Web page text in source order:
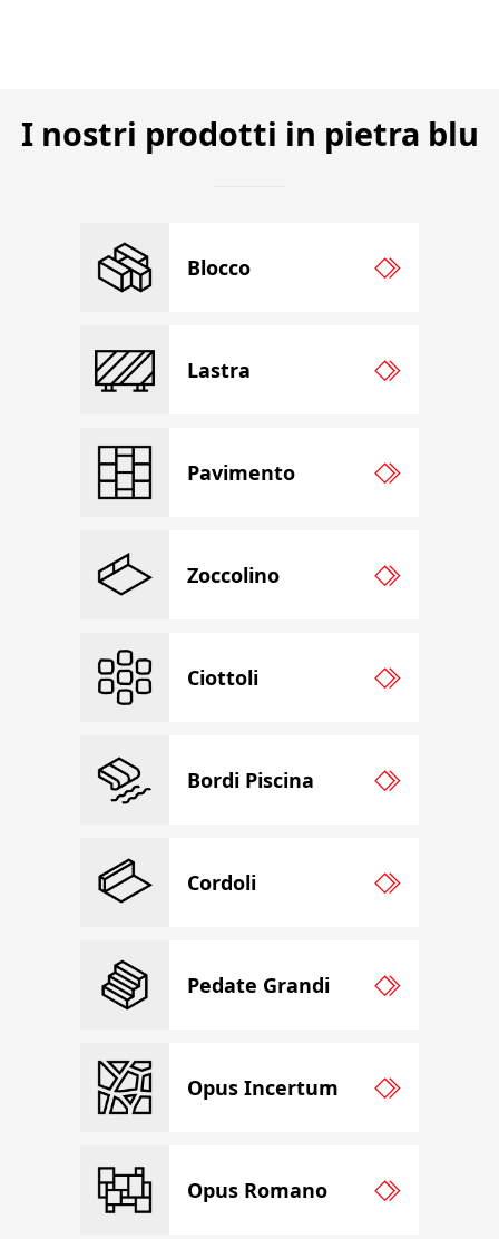
I nostri prodotti in pietra blu
Blocco
Lastra
Pavimento
Zoccolino
Ciottoli
Bordi Piscina
Cordoli
Pedate Grandi
Opus Incertum
Opus Romano